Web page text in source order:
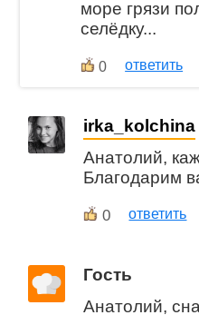
море грязи
селёдку...
0 ответить
irka_kolchina
Анатолий,
Благодарим
0 ответить
Гость
Анатолий,